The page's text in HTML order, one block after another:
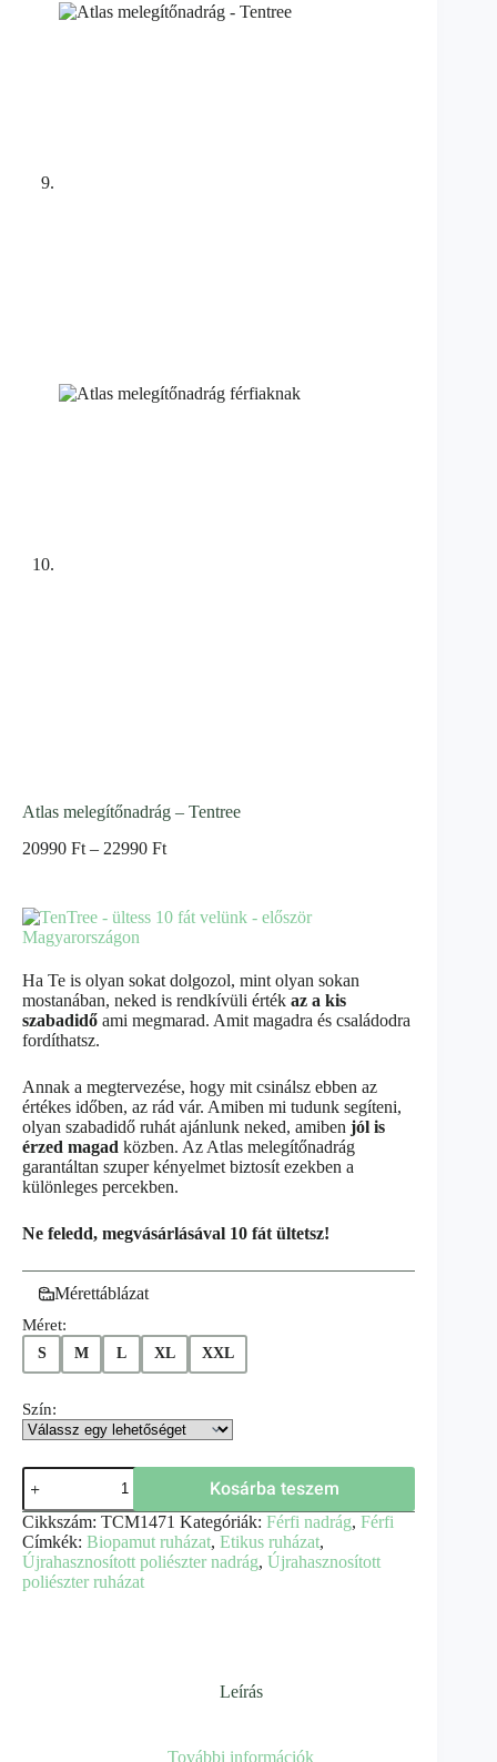
Atlas melegítőnadrág – Tentree
20990 Ft – 22990 Ft
Ha Te is olyan sokat dolgozol, mint olyan sokan
mostanában, neked is rendkívüli érték az a kis
szabadidő ami megmarad. Amit magadra és családodra
fordíthatsz.
Annak a megtervezése, hogy mit csinálsz ebben az
értékes időben, az rád vár. Amiben mi tudunk segíteni,
olyan szabadidő ruhát ajánlunk neked, amiben jól is
érzed magad közben. Az Atlas melegítőnadrág
garantáltan szuper kényelmet biztosít ezekben a
különleges percekben.
Ne feledd, megvásárlásával 10 fát ültetsz!
Mérettáblázat
Méret:
S M L XL XXL
Szín:
Kosárba teszem
Cikkszám: TCM1471 Kategóriák: Férfi nadrág, Férfi
Címkék: Biopamut ruházat, Etikus ruházat,
Újrahasznosított poliészter nadrág, Újrahasznosított
poliészter ruházat
Leírás
További információk